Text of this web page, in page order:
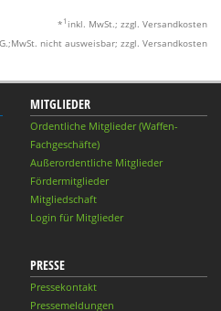
* 1 inkl. MwSt.; zzgl. Versandkosten
nicht ausweisbar; zzgl. Versandkosten
MITGLIEDER
Ordentliche Mitglieder (Waffen-
Fachgeschäfte)
Außerordentliche Mitglieder
Fördermitglieder
Mitgliedschaft
Login für Mitglieder
PRESSE
Pressekontakt
Pressemeldungen